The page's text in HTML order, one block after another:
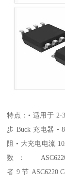
特点：• 适用于 2-
步 Buck 充电器 •
阻 • 大充电电流
数：
者 9 节 ASC6220